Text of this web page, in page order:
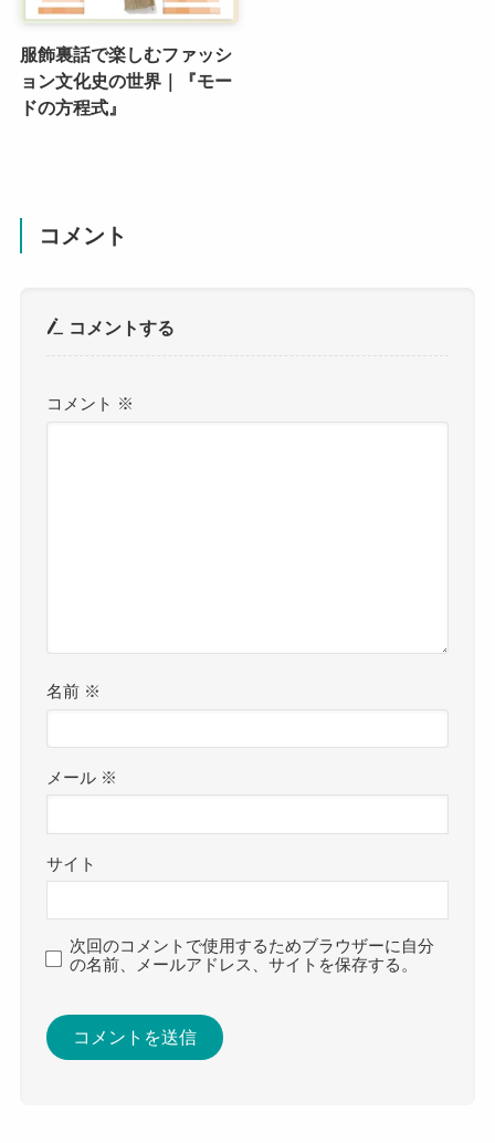
服飾裏話で楽しむファッシ
ョン文化史の世界｜『モー
ドの方程式』
コメント
コメントする
コメント ※
名前 ※
メール ※
サイト
次回のコメントで使用するためブラウザーに自分
の名前、メールアドレス、サイトを保存する。